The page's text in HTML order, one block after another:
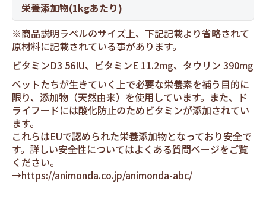
栄養添加物(1kgあたり)
※商品説明ラベルのサイズ上、下記記載より省略されて
原材料に記載されている事があります。
ビタミンD3 56IU、ビタミンE 11.2mg、タウリン 390mg
ペットたちが生きていく上で必要な栄養素を補う目的に
限り、添加物（天然由来）を使用しています。また、ド
ライフードには酸化防止のためビタミンが添加されてい
ます。
これらはEUで認められた栄養添加物となっており安全で
す。詳しい安全性についてはよくある質問ページをご覧
ください。
→https://animonda.co.jp/animonda-abc/